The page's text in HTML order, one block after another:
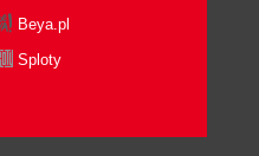
Beya.pl
Sploty